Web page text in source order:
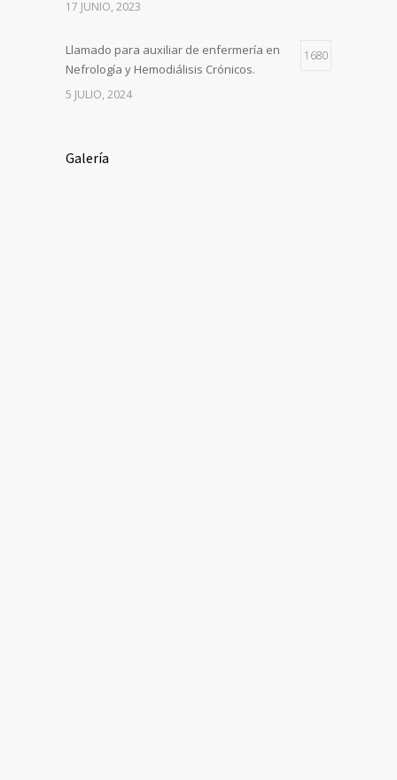
17 JUNIO, 2023
Llamado para auxiliar de enfermería en
Nefrología y Hemodiálisis Crónicos.
1680
5 JULIO, 2024
Galería